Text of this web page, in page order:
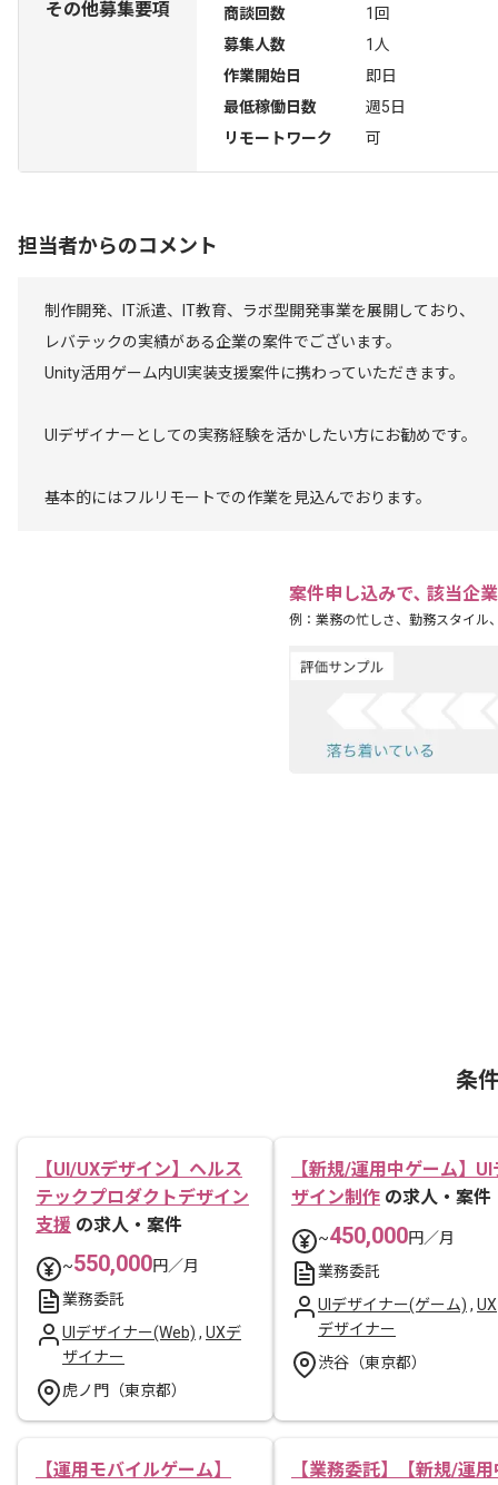
その他募集要項 商談回数
1回
募集人数
1人
作業開始日
即日
最低稼働日数
週5日
リモートワーク
可
担当者からのコメント
制作開発、IT派遣、IT教育、ラボ型開発事業を展開しており、
レバテックの実績がある企業の案件でございます。
Unity活用ゲーム内UI実装支援案件に携わっていただきます。
UIデザイナーとしての実務経験を活かしたい方にお勧めです。
基本的にはフルリモートでの作業を見込んでおります。
案件申し込みで､ 該当企
例：業務の忙しさ、勤務スタイル
条
【UI/UXデザイン】ヘルス
テックプロダクトデザイン
支援 の求人・案件
~550,000円／月
業務委託
UIデザイナー(Web) , UXデ
ザイナー
虎ノ門（東京都）
【新規/運用中ゲーム】UI
ザイン制作 の求人・案件
~450,000円／月
業務委託
UIデザイナー(ゲーム) , UX
デザイナー
渋谷（東京都）
【運用モバイルゲーム】
【業務委託】【新規/運用